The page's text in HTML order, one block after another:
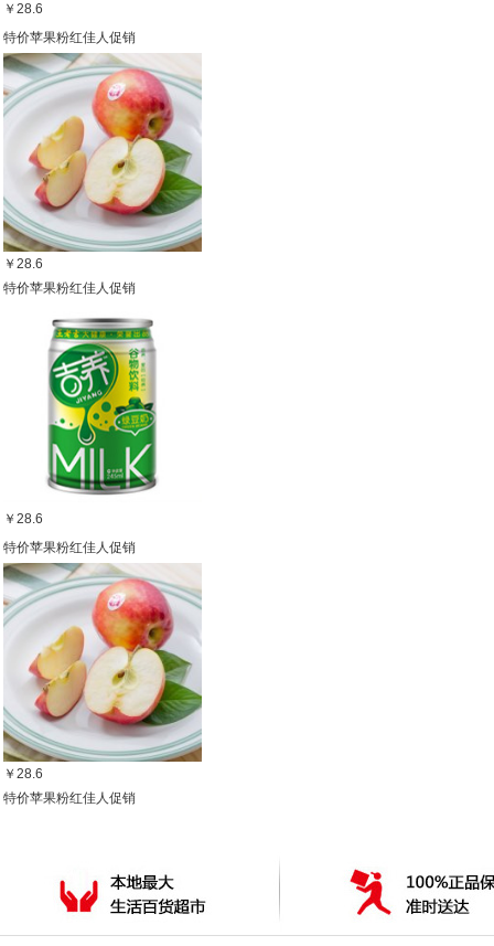
￥28.6
特价苹果粉红佳人促销
￥28.6
特价苹果粉红佳人促销
￥28.6
特价苹果粉红佳人促销
￥28.6
特价苹果粉红佳人促销